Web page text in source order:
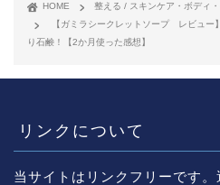
HOME 整える / スキンケア・ボディ・
【ガミラシークレットソープ レビュー
り石鹸！【2か月使った感想】
リンクについて
当サイトはリンクフリーです